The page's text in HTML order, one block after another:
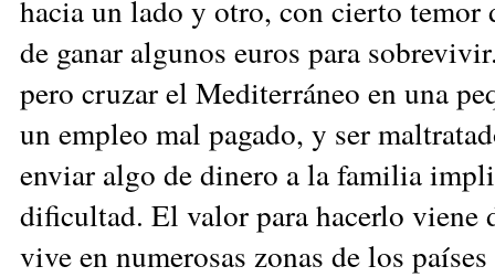
ha­cia un lado y otro, con cierto
de ganar algunos euros para
pero cruzar el Me­diterráneo en una
un em­pleo mal pagado, y ser
enviar algo de dinero a la familia
dificultad. El valor para hacerlo
vive en numerosas zonas de los